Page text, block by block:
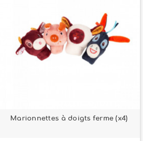
Marionnettes à doigts ferme (x4)